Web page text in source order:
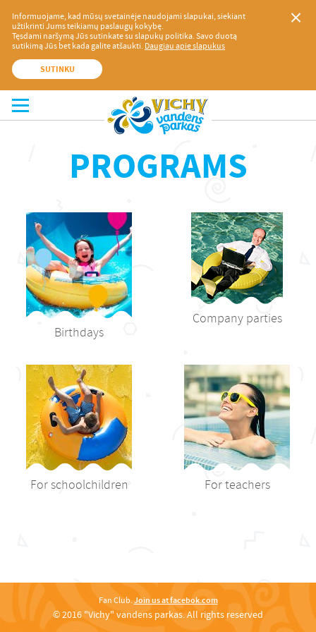
Informuojame, kad mūsų svetainėje naudojami slapukai, siekiant
užtikrinti Jums teikiamų paslaugų kokybę.
Tęsdami naršymą Jūs sutinkate su slapukų politika. Savo duotą
sutikimą Jūs bet kada galite atšaukti. Daugiau apie slapukus
SUTINKU
PROGRAMS
Birthdays
Company parties
For schoolchildren For teachers
Fan Club.Join us at facebok.com
© 2016 "Vichy" vandens parkas. All rights reserved